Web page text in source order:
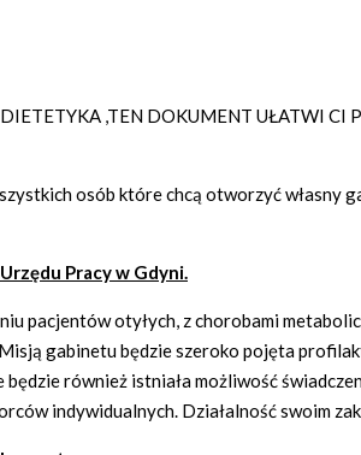
,TEN DOKUMENT UŁATWI
osób które chcą otworzyć własny
Pracy w Gdyni.
pacjentów otyłych, z chorobami
gabinetu będzie szeroko pojęta
również istniała możliwość
indywidualnych. Działalność swoim